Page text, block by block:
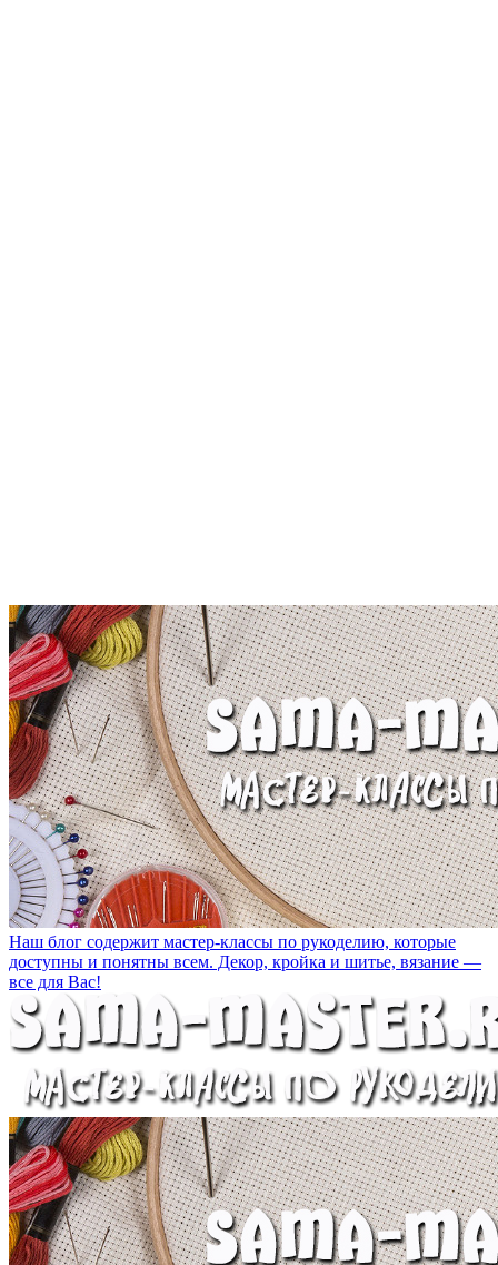
Наш блог содержит мастер-классы по рукоделию, которые
доступны и понятны всем. Декор, кройка и шитье, вязание —
все для Вас!